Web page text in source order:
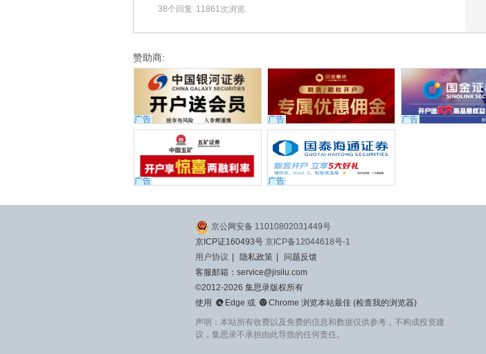
38个回复 11861次浏览
赞助商:
广告 广告 广告
广告 广告
京公网安备 11010802031449号
京ICP证160493号 京ICP备12044618号-1
用户协议
隐私政策
问题反馈
客服邮箱：service@jisilu.com
©2012-2026 集思录版权所有
使用
 Edge 或 Chrome 浏览本站最佳 (检查我的浏览器)
声明：本站所有收费以及免费的信息和数据仅供参考，不构成投资建
议，集思录不承担由此导致的任何责任。